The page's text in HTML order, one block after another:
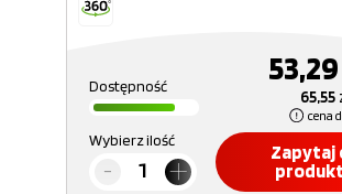
Dostępność 53,29
65,55
cena
Wybierz ilość
Zapytaj
produkt